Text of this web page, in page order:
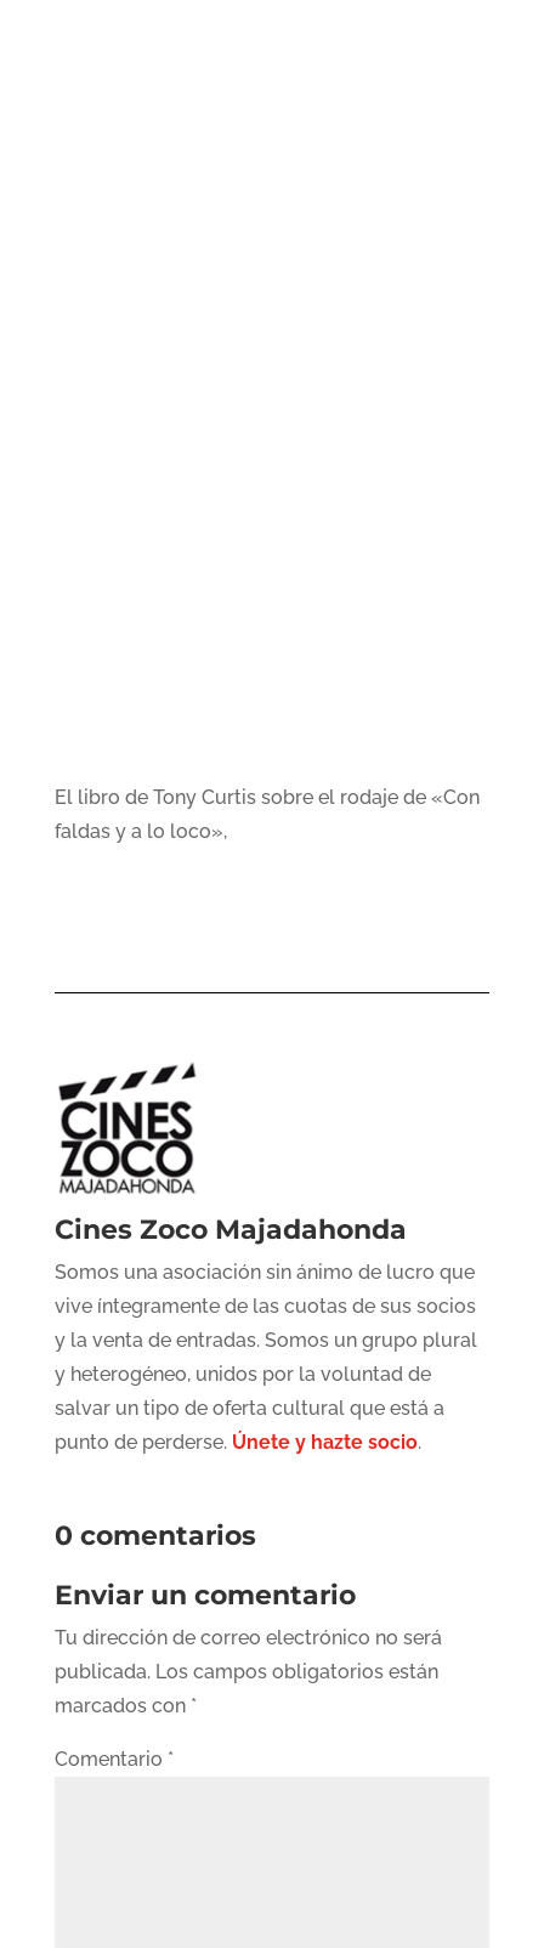
El libro de Tony Curtis sobre el rodaje de «Con
faldas y a lo loco»,
Cines Zoco Majadahonda
Somos una asociación sin ánimo de lucro que
vive íntegramente de las cuotas de sus socios
y la venta de entradas. Somos un grupo plural
y heterogéneo, unidos por la voluntad de
salvar un tipo de oferta cultural que está a
punto de perderse. Únete y hazte socio.
0 comentarios
Enviar un comentario
Tu dirección de correo electrónico no será
publicada. Los campos obligatorios están
marcados con *
Comentario *